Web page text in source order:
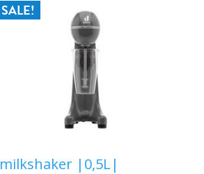
SALE!
milkshaker |0,5L|